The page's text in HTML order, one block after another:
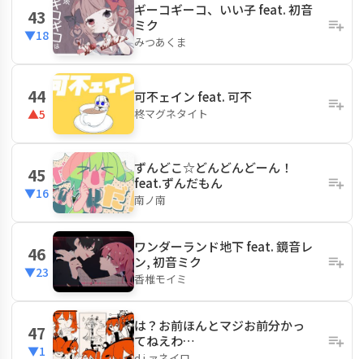
43
▼18
ギーコギーコ、いい子 feat. 初音
ミク
みつあくま
44
▲5
可不ェイン feat. 可不
柊マグネタイト
45
▼16
ずんどこ☆どんどんどーん！
feat.ずんだもん
南ノ南
46
▼23
ワンダーランド地下 feat. 鏡音レ
ン, 初音ミク
香椎モイミ
47
▼1
は？お前ほんとマジお前分かっ
てねえわ…